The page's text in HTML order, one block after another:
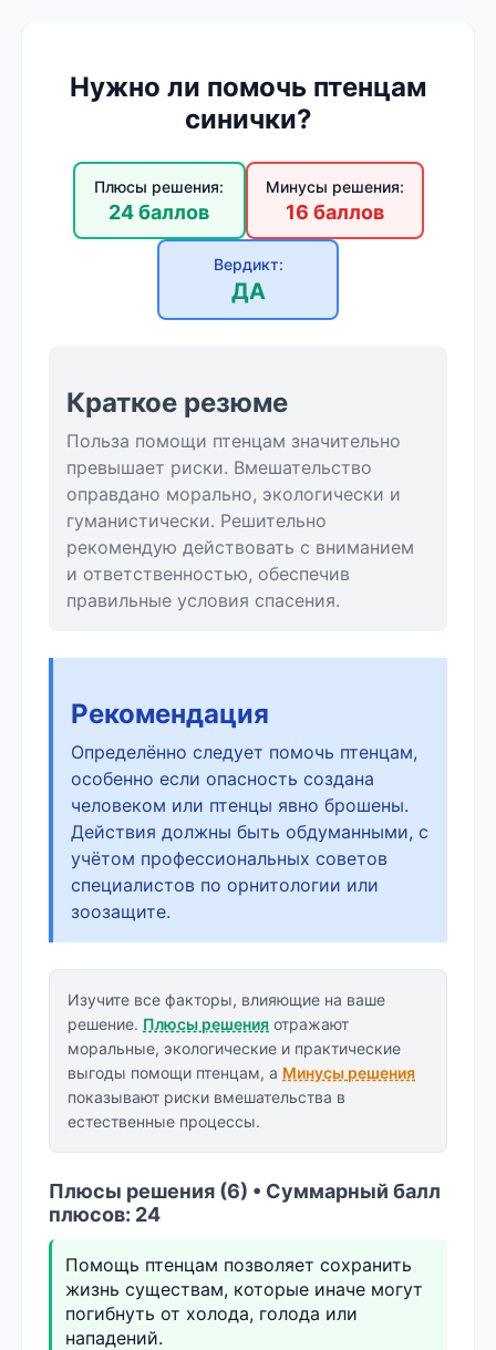
Нужно ли помочь птенцам
синички?
Плюсы решения:
24 баллов
Минусы решения:
16 баллов
Вердикт:
ДА
Краткое резюме
Польза помощи птенцам значительно
превышает риски. Вмешательство
оправдано морально, экологически и
гуманистически. Решительно
рекомендую действовать с вниманием
и ответственностью, обеспечив
правильные условия спасения.
Рекомендация
Определённо следует помочь птенцам,
особенно если опасность создана
человеком или птенцы явно брошены.
Действия должны быть обдуманными, с
учётом профессиональных советов
специалистов по орнитологии или
зоозащите.
Изучите все факторы, влияющие на ваше
решение. Плюсы решения отражают
моральные, экологические и практические
выгоды помощи птенцам, а Минусы решения
показывают риски вмешательства в
естественные процессы.
Плюсы решения (6) • Суммарный балл
плюсов: 24
Помощь птенцам позволяет сохранить
жизнь существам, которые иначе могут
погибнуть от холода, голода или
нападений.